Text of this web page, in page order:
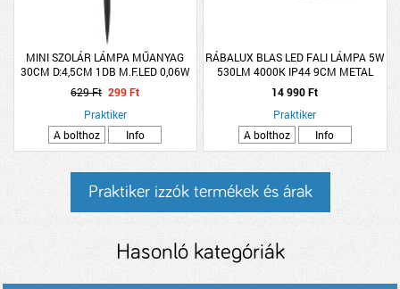
MINI SZOLÁR LÁMPA MŰANYAG
30CM D:4,5CM 1DB M.F.LED 0,06W
629 Ft 299 Ft
Praktiker
A bolthoz
Info
RÁBALUX BLAS LED FALI LÁMPA 5W
530LM 4000K IP44 9CM METAL
KRÓM
14 990 Ft
Praktiker
A bolthoz
Info
Praktiker izzók termékek és árak
Hasonló kategóriák